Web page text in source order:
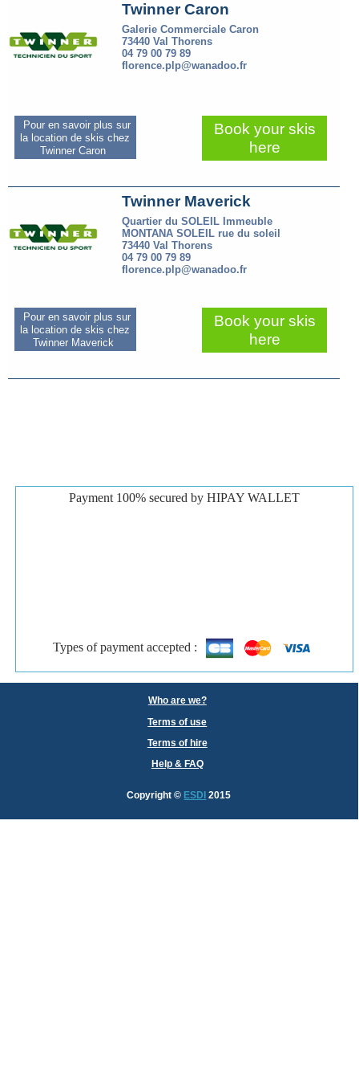
Twinner Caron
Galerie Commerciale Caron
73440 Val Thorens
04 79 00 79 89
florence.plp@wanadoo.fr
Pour en savoir plus sur
la location de skis chez
Twinner Caron
Book your skis
here
Twinner Maverick
Quartier du SOLEIL Immeuble
MONTANA SOLEIL rue du soleil
73440 Val Thorens
04 79 00 79 89
florence.plp@wanadoo.fr
Pour en savoir plus sur
la location de skis chez
Twinner Maverick
Book your skis
here
Payment 100% secured by HIPAY WALLET
Types of payment accepted :
Who are we?
Terms of use
Terms of hire
Help & FAQ
Copyright© ESDI 2015